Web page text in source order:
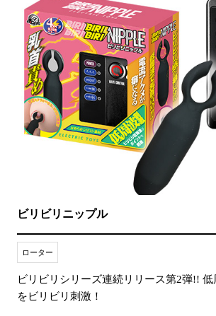
ビリビリニップル
ローター
ビリビリシリーズ連続リリース第2弾!! 低
をビリビリ刺激！